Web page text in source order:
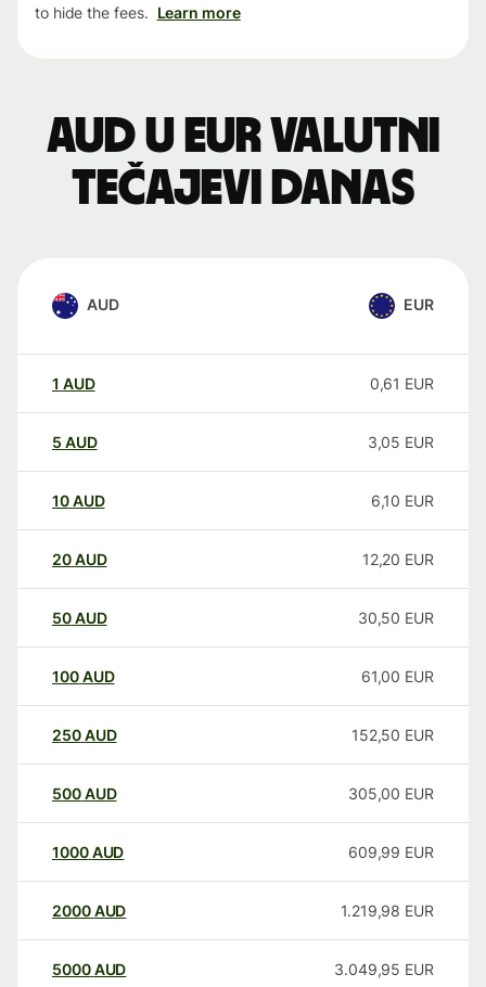
to hide the fees. Learn more
AUD u EUR valutni
tečajevi danas
AUD EUR
1 AUD 0,61 EUR
5 AUD 3,05 EUR
10AUD 6,10 EUR
20AUD 12,20 EUR
50AUD 30,50 EUR
100AUD 61,00 EUR
250AUD 152,50 EUR
500AUD 305,00 EUR
1000AUD 609,99 EUR
2000AUD 1.219,98 EUR
5000AUD 3.049,95 EUR